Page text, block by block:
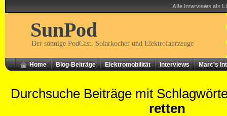
Alle Interviews als
SunPod
Der sonnige PodCast: Solarkocher und Elektrofahrzeuge
Home Blog-Beiträge Elektromobilität Interviews Marc's
Durchsuche Beiträge mit
retten